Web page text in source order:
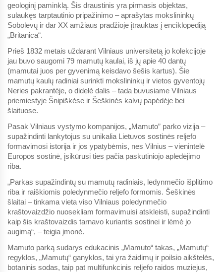
geologinį paminklą. Šis draustinis yra pirmasis objektas,
sulaukęs tarptautinio pripažinimo – aprašytas mokslininkų
Sobolevų ir dar XX amžiaus pradžioje įtrauktas į enciklopediją
„Britanica“.
Prieš 1832 metais uždarant Vilniaus universitetą jo kolekcijoje
jau buvo saugomi 79 mamutų kaulai, iš jų apie 40 dantų
(mamutai juos per gyvenimą keisdavo šešis kartus). Šie
mamutų kaulų radiniai surinkti mokslininkų ir vietos gyventojų
Neries pakrantėje, o didelė dalis – tada buvusiame Vilniaus
priemiestyje Šnipiškėse ir Šeškinės kalvų papėdėje bei
šlaituose.
Pasak Vilniaus vystymo kompanijos, „Mamuto” parko vizija –
supažindinti lankytojus su unikalia Lietuvos sostinės reljefo
formavimosi istorija ir jos ypatybėmis, nes Vilnius – vienintelė
Europos sostinė, įsikūrusi ties pačia paskutiniojo apledėjimo
riba.
„Parkas supažindintų su mamutų radiniais, ledynmečio išplitimo
riba ir raiškiomis poledynmečio reljefo formomis. Šeškinės
šlaitai – tinkama vieta viso Vilniaus poledynmečio
kraštovaizdžio nuosekliam formavimuisi atskleisti, supažindinti
kaip šis kraštovaizdis tarnavo kuriantis sostinei ir lėmė jo
augimą“, – teigia įmonė.
Mamuto parką sudarys edukacinis „Mamuto“ takas, „Mamutų“
regyklos, „Mamutų“ ganyklos, tai yra žaidimų ir poilsio aikštelės,
botaninis sodas, taip pat multifunkcinis reljefo raidos muziejus,